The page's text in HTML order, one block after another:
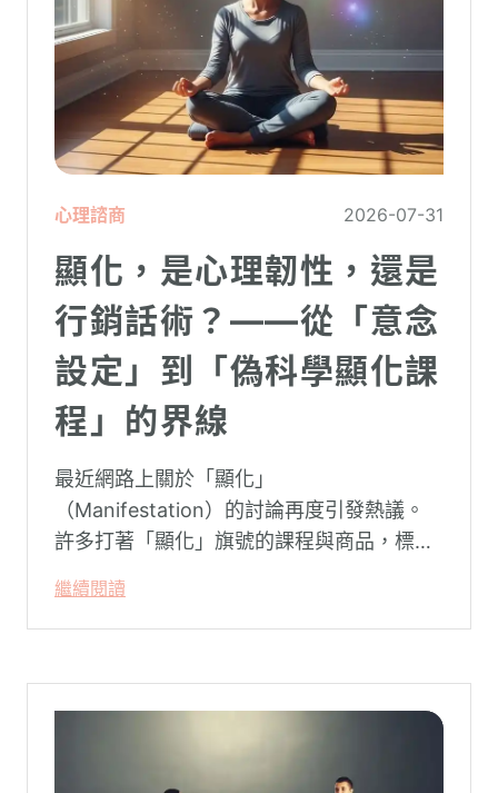
心理諮商 2026-07-31
顯化，是心理韌性，還是
行銷話術？——從「意念
設定」到「偽科學顯化課
程」的界線
最近網路上關於「顯化」
（Manifestation）的討論再度引發熱議。
許多打著「顯化」旗號的課程與商品，標榜
能吸引財富、關係與健康。這類論述聽起來
療癒，卻經常缺乏實證基礎，甚至可能對正
繼續閱讀